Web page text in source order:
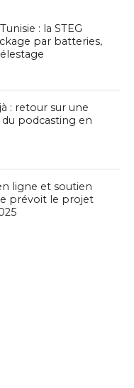
: la STEG
par batteries,
: retour sur une
podcasting en
ligne et soutien
prévoit le projet